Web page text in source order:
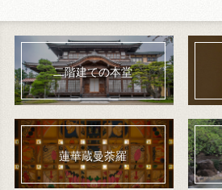
二階建ての本堂
蓮華蔵曼荼羅